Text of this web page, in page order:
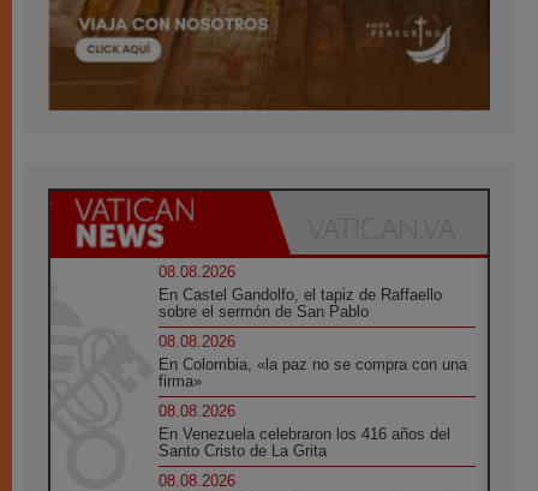
08.08.2026
En Castel Gandolfo, el tapiz de Raffaello
sobre el sermón de San Pablo
08.08.2026
En Colombia, «la paz no se compra con una
firma»
08.08.2026
En Venezuela celebraron los 416 años del
Santo Cristo de La Grita
08.08.2026